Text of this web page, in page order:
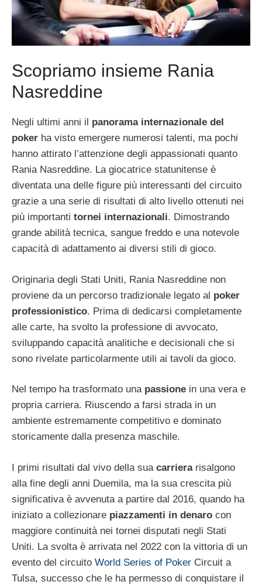
Scopriamo insieme Rania
Nasreddine
Negli ultimi anni il panorama internazionale del
poker ha visto emergere numerosi talenti, ma pochi
hanno attirato l’attenzione degli appassionati quanto
Rania Nasreddine. La giocatrice statunitense è
diventata una delle figure più interessanti del circuito
grazie a una serie di risultati di alto livello ottenuti nei
più importanti tornei internazionali. Dimostrando
grande abilità tecnica, sangue freddo e una notevole
capacità di adattamento ai diversi stili di gioco.
Originaria degli Stati Uniti, Rania Nasreddine non
proviene da un percorso tradizionale legato al poker
professionistico. Prima di dedicarsi completamente
alle carte, ha svolto la professione di avvocato,
sviluppando capacità analitiche e decisionali che si
sono rivelate particolarmente utili ai tavoli da gioco.
Nel tempo ha trasformato una passione in una vera e
propria carriera. Riuscendo a farsi strada in un
ambiente estremamente competitivo e dominato
storicamente dalla presenza maschile.
I primi risultati dal vivo della sua carrierarisalgono
alla fine degli anni Duemila, ma la sua crescita più
significativa è avvenuta a partire dal 2016, quando ha
iniziato a collezionare piazzamenti in denaro con
maggiore continuità nei tornei disputati negli Stati
Uniti. La svolta è arrivata nel 2022 con la vittoria di un
evento del circuito World Series of Poker Circuit a
Tulsa, successo che le ha permesso di conquistare il